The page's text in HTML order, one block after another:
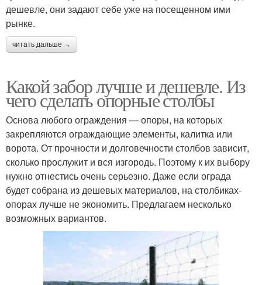
дешевле, они задают себе уже на посещенном ими
рынке.
читать дальше →
Какой забор лучше и дешевле. Из
чего сделать опорные столбы
Основа любого ограждения — опоры, на которых
закрепляются ограждающие элементы, калитка или
ворота. От прочности и долговечности столбов зависит,
сколько прослужит и вся изгородь. Поэтому к их выбору
нужно отнестись очень серьезно. Даже если ограда
будет собрана из дешевых материалов, на столбиках-
опорах лучше не экономить. Предлагаем несколько
возможных вариантов.